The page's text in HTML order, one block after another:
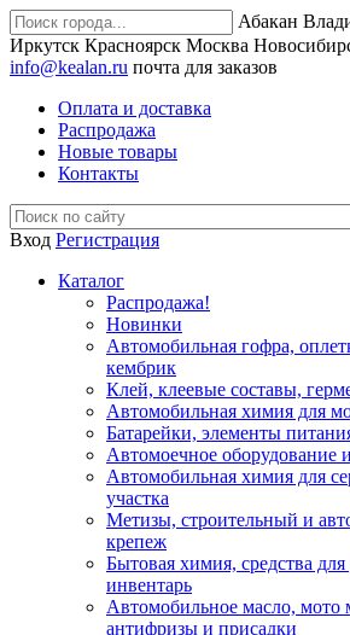
Абакан
Иркутск Красноярск Москва
info@kealan.ru почта для заказов
Оплата и доставка
Распродажа
Новые товары
Контакты
Вход Регистрация
Каталог
Распродажа!
Новинки
Автомобильная гофра,
кембрик
Клей, клеевые составы,
Автомобильная химия для
Батарейки, элементы
Автомоечное оборудование
Автомобильная химия для
участка
Метизы, строительный и
крепеж
Бытовая химия, средства
инвентарь
Автомобильное масло, мото
антифризы и присадки